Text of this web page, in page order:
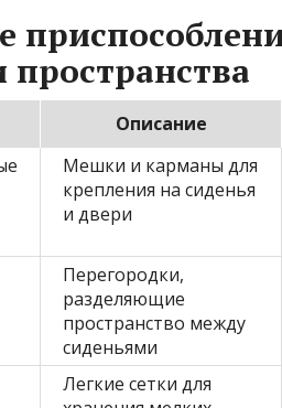
Описание
Мешки и карманы для
крепления на сиденья
и двери
Перегородки,
разделяющие
пространство между
сиденьями
Легкие сетки для